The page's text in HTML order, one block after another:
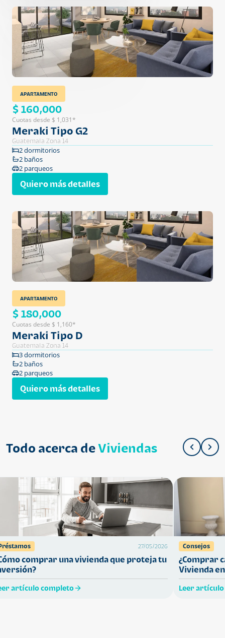
APARTAMENTO
$ 160,000
Cuotas desde $ 1,031*
Meraki Tipo G2
Guatemala Zona 14
2 dormitorios
2 baños
2 parqueos
Quiero más detalles
APARTAMENTO
$ 180,000
Cuotas desde $ 1,160*
Meraki Tipo D
Guatemala Zona 14
3 dormitorios
2 baños
2 parqueos
Quiero más detalles
Todo acerca deViviendas
27/05/2026
comprar una vivienda que proteja tu
artículo completo
Consejos
¿Comprar
Vivienda
Leer